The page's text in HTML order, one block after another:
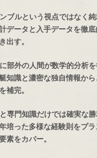
ブルという視点ではなく
データと入手データを徹
出す。
部外の人間が数学的分析
知識と濃密な独自情報か
補完。
専門知識だけでは確実な
培った多様な経験則をプラ
素をカバー。